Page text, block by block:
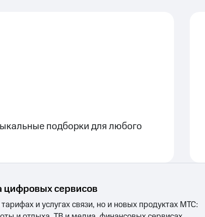
подборки для любого
цифровых сервисов
и услугах связи, но и новых продуктах МТС: